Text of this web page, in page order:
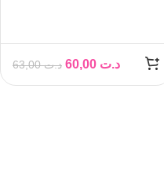
د.ت63,00 د.ت